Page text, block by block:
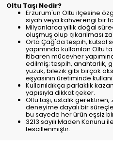
Oltu Taşı Nedir?
Erzurum'un Oltu ilçesine
siyah veya kahverengi bir
Milyonlarca yıllık doğal
oluşmuş olup çıkarılması
Orta Çağ'da tespih, kutsal
yapımında kullanılan Oltu
itibaren mücevher
edilmiş; tespih, anahtarlık,
yüzük, bilezik gibi birçok
eşyasının üretiminde
Kullanıldıkça parlaklık
yapısıyla dikkat çeker.
Oltu taşı, ustalık
deneyime dayalı bir
bu sayede her ürün eşsiz
3213 sayılı Maden Kanunu
tescillenmiştir.